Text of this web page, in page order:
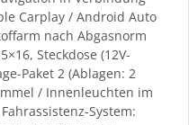
Carplay / Android Auto
nach Abgasnorm
Steckdose (12V-
Paket 2 (Ablagen: 2
/ Innenleuchten im
System: